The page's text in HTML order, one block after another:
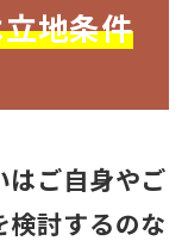
地条件
はご自身やご
討するのな